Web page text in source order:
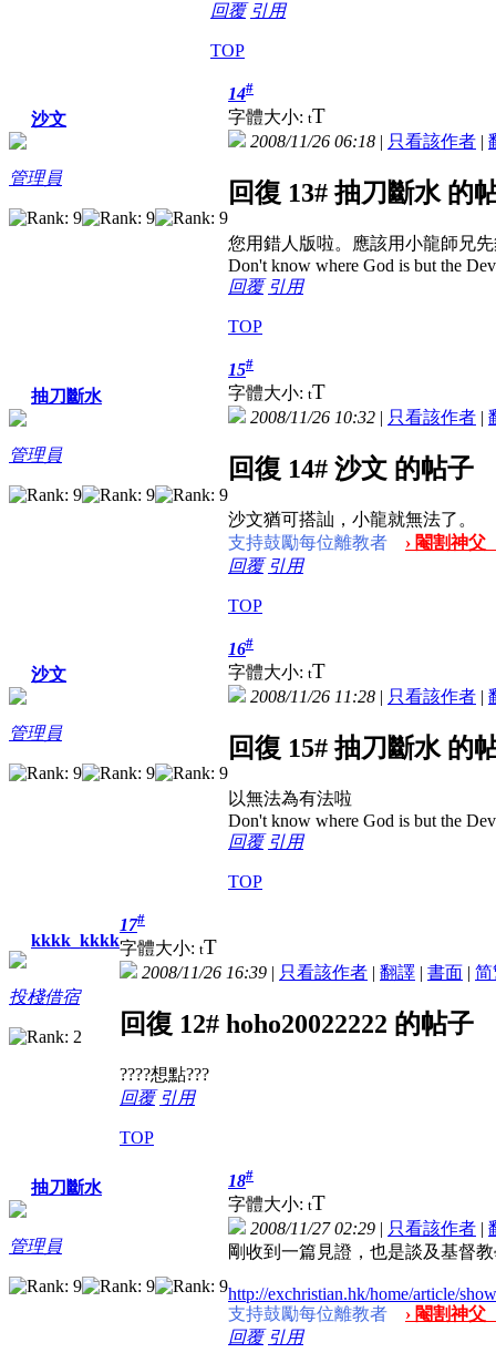
回覆 引用
TOP
沙文
管理員
14#
字體大小: tT
2008/11/26 06:18 | 只看該作者 |
回復 13# 抽刀斷水 的
您用錯人版啦。應該用小龍師兄
Don't know where God is but the
回覆 引用
TOP
抽刀斷水
管理員
15#
字體大小: tT
2008/11/26 10:32 | 只看該作者 |
回復 14# 沙文 的帖子
沙文猶可搭訕，小龍就無法了。
支持鼓勵每位離教者
› 閹割神
回覆 引用
TOP
沙文
管理員
16#
字體大小: tT
2008/11/26 11:28 | 只看該作者 |
回復 15# 抽刀斷水 的
以無法為有法啦
Don't know where God is but the
回覆 引用
TOP
kkkk_kkkk
投棧借宿
17#
字體大小: tT
2008/11/26 16:39 | 只看該作者 | 翻譯 | 書面 | 简
回復 12# hoho20022222 的帖子
????想點???
回覆 引用
TOP
抽刀斷水
管理員
18#
字體大小: tT
2008/11/27 02:29 | 只看該作者 |
剛收到一篇見證，也是談及基督
http://exchristian.hk/home/article/
支持鼓勵每位離教者
› 閹割神
回覆 引用